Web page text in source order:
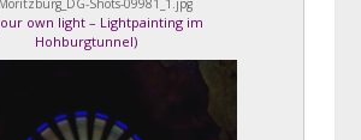
Shots-09981_1.jpg
own light – Lightpainting im
Hohburgtunnel)